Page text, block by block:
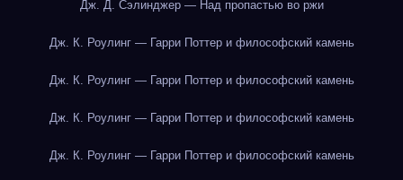
Дж. Д. Сэлинджер — Над пропастью во ржи
Дж. К. Роулинг — Гарри Поттер и философский камень
Дж. К. Роулинг — Гарри Поттер и философский камень
Дж. К. Роулинг — Гарри Поттер и философский камень
Дж. К. Роулинг — Гарри Поттер и философский камень